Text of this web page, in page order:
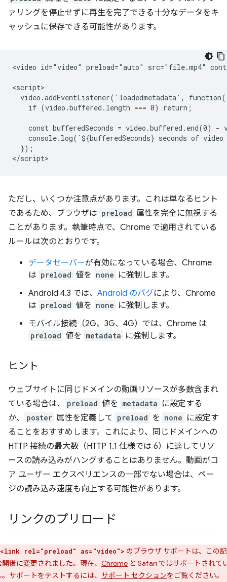
ァリングを停止せずに再生を完了できる十分なデータをキ
ャッシュに保存できる可能性があります。
<video id="video" preload="auto" src="file.mp4"
<script>
video.addEventListener('loadedmetadata',
    if (video.buffered.length === 0) return;
const bufferedSeconds = video.buffered.end(0) -
console.log(`${bufferedSeconds} seconds of
  });
ただし、いくつか注意点があります。これは単なるヒント
であるため、ブラウザは preload 属性を完全に無視する
ことがあります。執筆時点で、Chrome で適用されている
ルールは次のとおりです。
データセーバーが有効になっている場合、Chrome
は preload 値を none に強制します。
Android 4.3 では、 Android のバグにより、Chrome
は preload 値を none に強制します。
モバイル接続（2G、3G、4G）では、Chrome は
preload 値を metadata に強制します。
ヒント
ウェブサイトに同じドメインの動画リソースが多数含まれ
ている場合は、
preload 値を metadata に設定する
か、
poster 属性を定義して preload を none に設定す
ることをおすすめします。これにより、同じドメインへの
HTTP 接続の最大数（HTTP 1.1 仕様では 6）に達してリソ
ースの読み込みがハングすることはありません。動画がコ
ア ユーザー エクスペリエンスの一部でない場合は、ペー
ジの読み込み速度も向上する可能性があります。
リンクのプリロード
<link rel="preload" as="video"> のブラウザ サポートは、この
後に変更されました。現在、 Chrome と Safari ではサポートされて
サポートをテストするには、 サポート セクションをご覧ください。